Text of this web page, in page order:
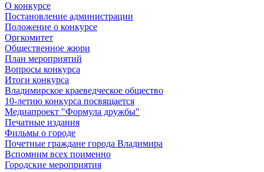
О конкурсе
Постановление администрации
Положение о конкурсе
Оргкомитет
Общественное жюри
План мероприятий
Вопросы конкурса
Итоги конкурса
Владимирское краеведческое общество
10-летию конкурса посвящается
Медиапроект "Формула дружбы"
Печатные издания
Фильмы о городе
Почетные граждане города Владимира
Вспомним всех поименно
Городские мероприятия